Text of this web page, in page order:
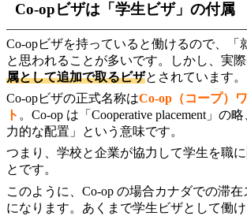
Co-opビザは「学生ビザ」の付属
Co-opビザを持っていると働けるので、「
と思われることが多いです。しかし、実際
属として追加で取るビザとされています。
Co-opビザの正式名称はCo-op（コープ）
ト 。Co-op は「Cooperative placement」の
力的な配置」という意味です。
つまり、学校と企業が協力して学生を職
とです。
このように、Co-op の場合カナダでの滞
になります。あくまで学生ビザとして働